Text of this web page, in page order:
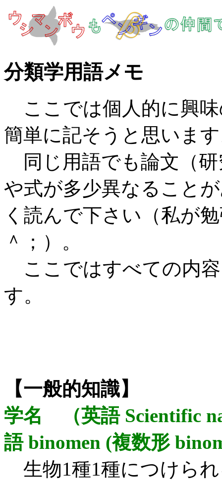
分類学用語メモ
ここでは個人的に興
簡単に記そうと思いま
同じ用語でも論文（研
や式が多少異なること
く読んで下さい（私が
＾；）。
ここではすべての内
す。
【一般的知識】
学名 （英語 Scientific
語 binomen (複数形
生物1種1種につけら